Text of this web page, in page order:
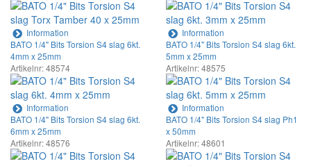
Information
Information
BATO 1/4" Bits Torsion S4 slag 6kt.
4mm x 25mm
Artikelnr: 48574
Information
BATO 1/4" Bits Torsion S4 slag 6kt.
5mm x 25mm
Artikelnr: 48575
Information
BATO 1/4" Bits Torsion S4 slag 6kt.
6mm x 25mm
Artikelnr: 48576
BATO 1/4" Bits Torsion S4 slag Ph1
x 50mm
Artikelnr: 48601